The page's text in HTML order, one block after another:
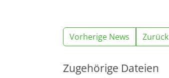
Vorherige News Zurück
Zugehörige Dateien